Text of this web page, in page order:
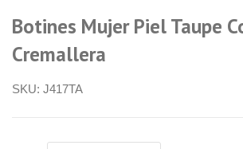
Botines Mujer Piel Taupe
Cremallera
SKU: J417TA